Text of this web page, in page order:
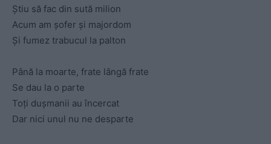
Știu să fac din sută milion
Acum am șofer și majordom
Și fumez trabucul la palton
Până la moarte, frate lângă frate
Se dau la o parte
Toți dușmanii au încercat
Dar nici unul nu ne desparte